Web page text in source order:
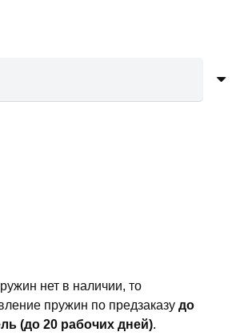
нет в наличии, то
пружин по предзаказудо
(до 20 рабочих дней).